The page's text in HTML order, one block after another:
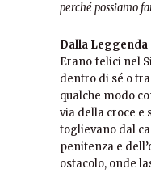
perché possiamo
Dalla
Erano felici nel
dentro di sé o
qualche modo
via della croce e
toglievano dal
penitenza e
ostacolo, onde